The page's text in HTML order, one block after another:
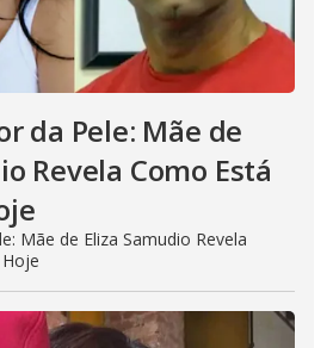
da Pele: Mãe de
Revela Como Está
Mãe de Eliza Samudio Revela